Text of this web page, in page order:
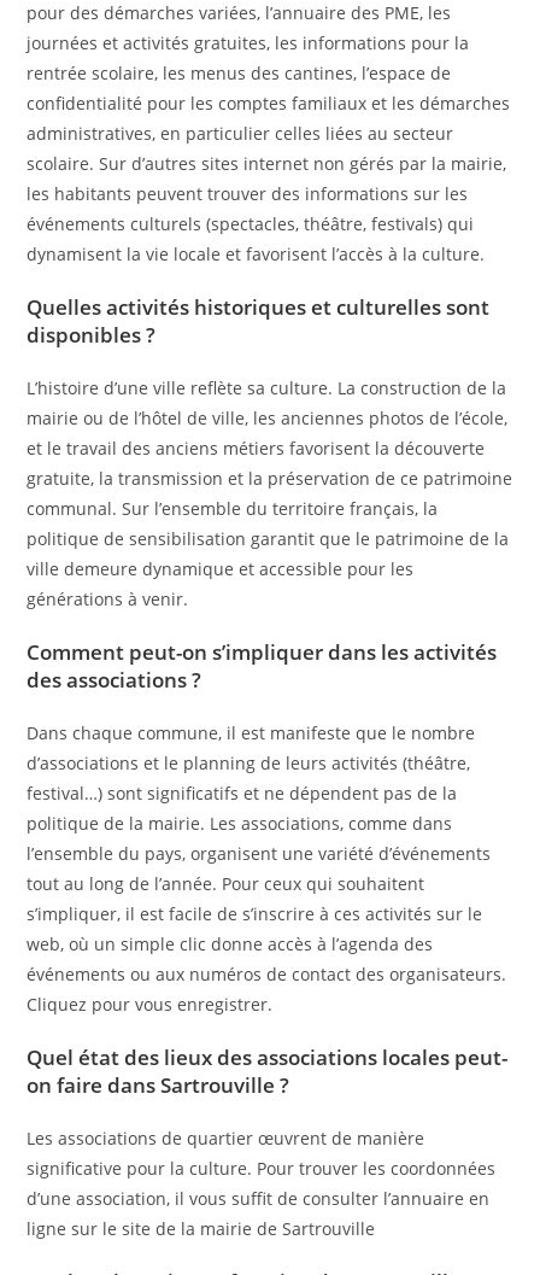
pour des démarches variées, l’annuaire des PME, les
journées et activités gratuites, les informations pour la
rentrée scolaire, les menus des cantines, l’espace de
confidentialité pour les comptes familiaux et les démarches
administratives, en particulier celles liées au secteur
scolaire. Sur d’autres sites internet non gérés par la mairie,
les habitants peuvent trouver des informations sur les
événements culturels (spectacles, théâtre, festivals) qui
dynamisent la vie locale et favorisent l’accès à la culture.
Quelles activités historiques et culturelles sont
disponibles ?
L’histoire d’une ville reflète sa culture. La construction de la
mairie ou de l’hôtel de ville, les anciennes photos de l’école,
et le travail des anciens métiers favorisent la découverte
gratuite, la transmission et la préservation de ce patrimoine
communal. Sur l’ensemble du territoire français, la
politique de sensibilisation garantit que le patrimoine de la
ville demeure dynamique et accessible pour les
générations à venir.
Comment peut-on s’impliquer dans les activités
des associations ?
Dans chaque commune, il est manifeste que le nombre
d’associations et le planning de leurs activités (théâtre,
festival…) sont significatifs et ne dépendent pas de la
politique de la mairie. Les associations, comme dans
l’ensemble du pays, organisent une variété d’événements
tout au long de l’année. Pour ceux qui souhaitent
s’impliquer, il est facile de s’inscrire à ces activités sur le
web, où un simple clic donne accès à l’agenda des
événements ou aux numéros de contact des organisateurs.
Cliquez pour vous enregistrer.
Quel état des lieux des associations locales peut-
on faire dans Sartrouville ?
Les associations de quartier œuvrent de manière
significative pour la culture. Pour trouver les coordonnées
d’une association, il vous suffit de consulter l’annuaire en
ligne sur le site de la mairie de Sartrouville